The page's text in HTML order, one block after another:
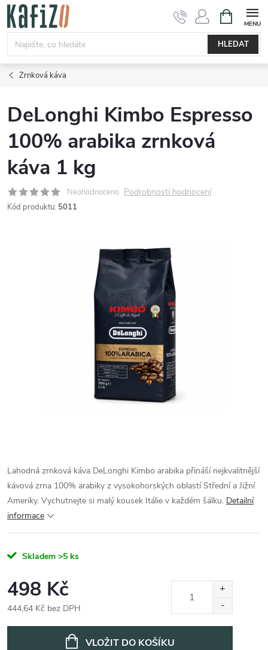
Přejít
obsah
HLEDAT
NÁKUPNÍ
KOŠÍK
Zrnková káva
DeLonghi Kimbo Espresso
100% arabika zrnková
káva 1 kg
Neohodnoceno Podrobnosti hodnocení
Kód produktu: 5011
Lahodná zrnková káva DeLonghi Kimbo arabika přináší nejkvalitnější
kávová zrna 100% arabiky z vysokohorských oblastí Střední a Jižní
Ameriky. Vychutnejte si malý kousek Itálie v každém šálku. Detailní
informace
Skladem >5 ks
498 Kč
444,64 Kč bez DPH
VLOŽIT DO KOŠÍKU